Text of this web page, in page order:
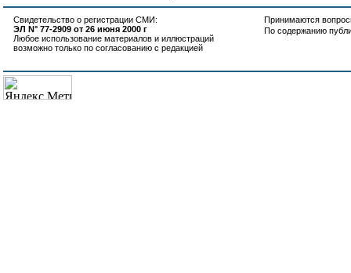
Свидетельство о регистрации СМИ:
ЭЛ N° 77-2909 от 26 июня 2000 г
Любое использование материалов и иллюстраций
возможно только по согласованию с редакцией
Принимаются
По содержанию